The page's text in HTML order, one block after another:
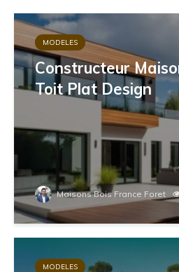
MODELES
Constructeur
Toit Plat Design
Maisons Bois France Foret
MODELES